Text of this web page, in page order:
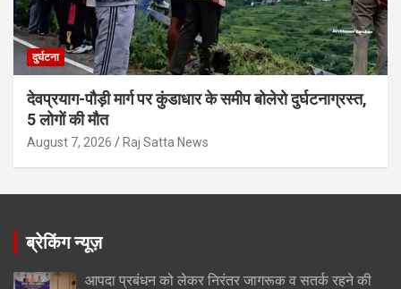
दुर्घटना
देवप्रयाग-पौड़ी मार्ग पर कुंडाधार के समीप बोलेरो दुर्घटनाग्रस्त,
5 लोगों की मौत
August 7, 2026 Raj Satta News
ब्रेकिंग न्यूज़
आपदा प्रबंधन को लेकर निरंतर जागरूक व सतर्क रहने की